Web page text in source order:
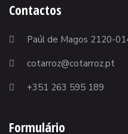
Contactos
Paúl de Magos 2120-
cotarroz@cotarroz.pt
+351 263 595 189
Formulário